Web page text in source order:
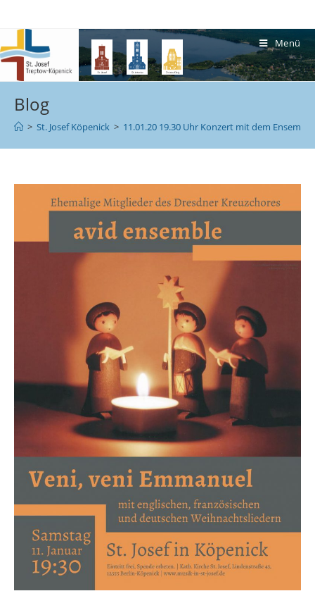
Menü
Blog
> St. Josef Köpenick > 11.01.20 19.30 Uhr Konzert mit dem